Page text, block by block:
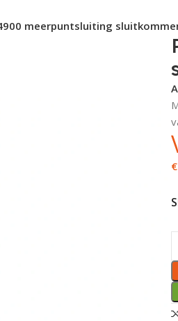
meerpuntsluiting